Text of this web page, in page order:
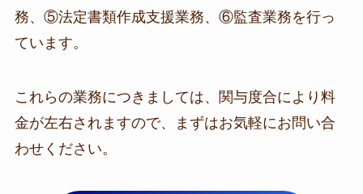
務、⑤法定書類作成支援業務、⑥監査業務を行っ
ています。
これらの業務につきましては、関与度合により料
金が左右されますので、まずはお気軽にお問い合
わせください。